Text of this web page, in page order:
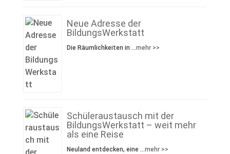
Neue Adresse der
BildungsWerkstatt
Die Räumlichkeiten in …mehr >>
Schüleraustausch mit der
BildungsWerkstatt – weit mehr
als eine Reise
Neuland entdecken, eine …mehr >>